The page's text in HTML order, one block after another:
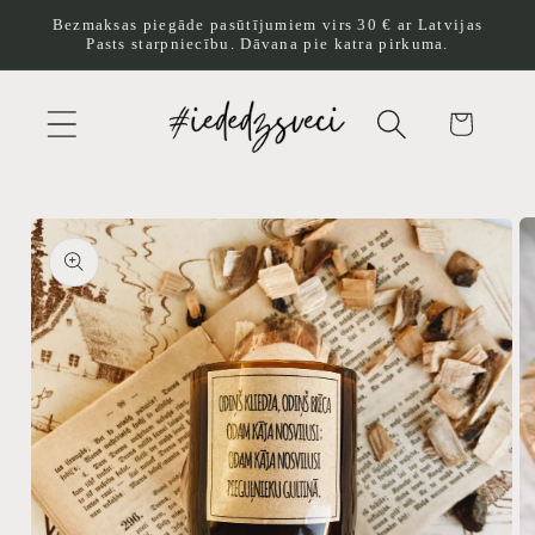
uz
Bezmaksas piegāde pasūtījumiem virs 30 € ar Latvijas
Pasts starpniecību. Dāvana pie katra pirkuma.
Ratiņi
Pāriet uz
produkta
informāciju